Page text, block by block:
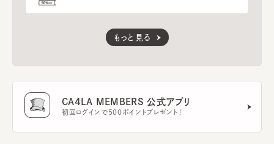
もっと見る
CA4LA MEMBERS 公式アプリ
初回ログインで500ポイントプレゼント！